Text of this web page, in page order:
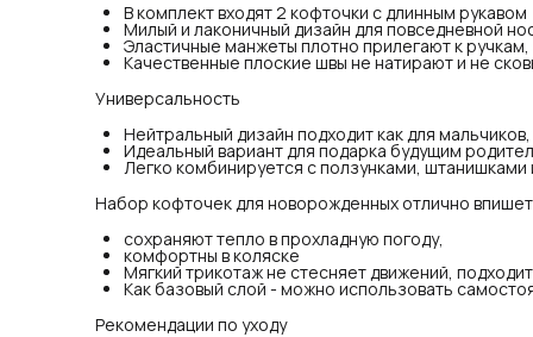
В комплект входят 2 кофточки с длинным рукавом
Милый и лаконичный дизайн для повседневной
Эластичные манжеты плотно прилегают к
Качественные плоские швы не натирают и не
Универсальность
Нейтральный дизайн подходит как для
Идеальный вариант для подарка будущим
Легко комбинируется с ползунками,
Набор кофточек для новорожденных отлично
сохраняют тепло в прохладную погоду,
комфортны в коляске
Мягкий трикотаж не стесняет движений,
Как базовый слой - можно использовать
Рекомендации по уходу